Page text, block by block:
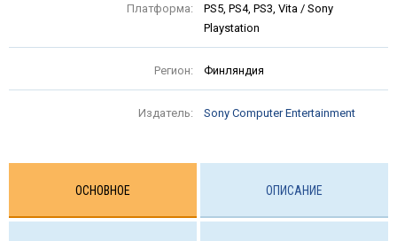
Платформа:
PS5, PS4, PS3, Vita / Sony
Playstation
Регион: Финляндия
Издатель: Sony Computer Entertainment
ОСНОВНОЕ ОПИСАНИЕ